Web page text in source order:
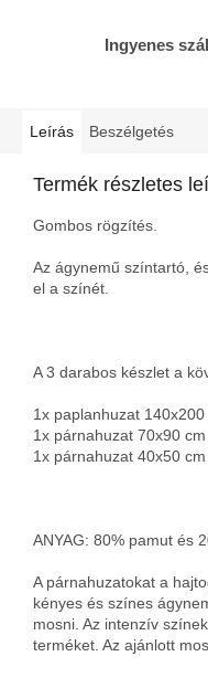
Ingyenes
Leírás Beszélgetés
Termék részletes
Gombos rögzítés.
Az ágynemű színtartó,
el a színét.
A 3 darabos készlet a
1x paplanhuzat 140x200
1x párnahuzat 70x90 cm
1x párnahuzat 40x50 cm
ANYAG: 80% pamut és
A párnahuzatokat a
kényes és színes
mosni. Az intenzív
terméket. Az ajánlott